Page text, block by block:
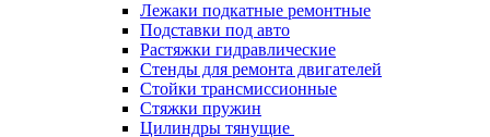
Лежаки подкатные ремонтные
Подставки под авто
Растяжки гидравлические
Стенды для ремонта двигателей
Стойки трансмиссионные
Стяжки пружин
Цилиндры тянущие